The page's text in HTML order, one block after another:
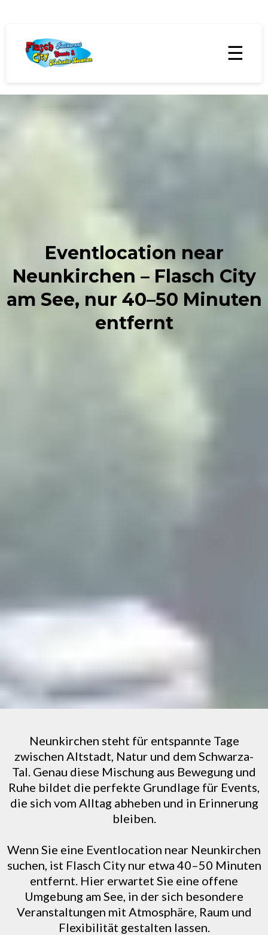
☰
Eventlocation near
Neunkirchen – Flasch City
am See, nur 40–50 Minuten
entfernt
Neunkirchen steht für entspannte Tage
zwischen Altstadt, Natur und dem Schwarza-
Tal. Genau diese Mischung aus Bewegung und
Ruhe bildet die perfekte Grundlage für Events,
die sich vom Alltag abheben und in Erinnerung
bleiben.
Wenn Sie eine Eventlocation near Neunkirchen
suchen, ist Flasch City nur etwa 40–50 Minuten
entfernt. Hier erwartet Sie eine offene
Umgebung am See, in der sich besondere
Veranstaltungen mit Atmosphäre, Raum und
Flexibilität gestalten lassen.